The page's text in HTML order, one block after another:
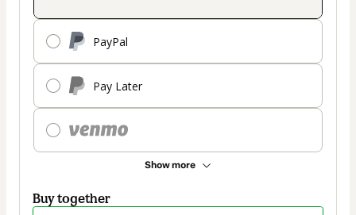
PayPal
Pay Later
Show more
Buy together